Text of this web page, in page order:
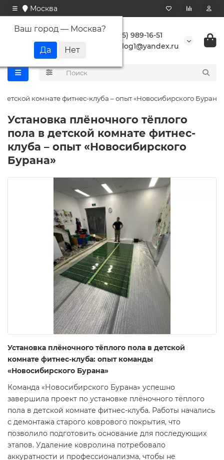
Москва
Ваш город — Москва?
+7 (495) 989-16-51
buranlog1@yandex.ru
комнате фитнес-клуба – опыт «Новосибирского Бурана»
Установка плёночного тёплого
пола в детской комнате фитнес-
клуба – опыт «Новосибирского
Бурана»
Установка плёночного тёплого пола в детской
комнате фитнес-клуба: опыт команды
«Новосибирского Бурана»
Команда «Новосибирского Бурана» успешно
завершила проект по установке плёночного тёплого
пола в детской комнате фитнес-клуба. Работы начались
с демонтажа старого коврового покрытия, что
позволило подготовить основание для последующих
этапов. Удаление ковролина потребовало
аккуратности и профессионализма, чтобы не